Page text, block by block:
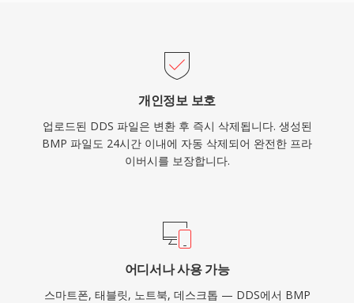
개인정보 보호
업로드된 DDS 파일은 변환 후 즉시 삭제됩니다. 생성된
BMP 파일도 24시간 이내에 자동 삭제되어 완전한 프라
이버시를 보장합니다.
어디서나 사용 가능
스마트폰, 태블릿, 노트북, 데스크톱 — DDS에서 BMP